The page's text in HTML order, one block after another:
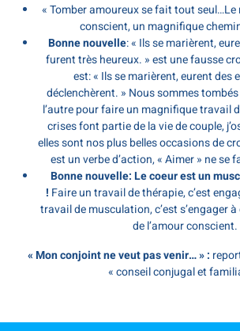
« Tomber amoureux se fait tout
conscient, un magnifique
Bonne nouvelle: « Ils se marièrent,
furent très heureux. » est une fausse
est: « Ils se marièrent, eurent des
déclenchèrent. » Nous sommes
l’autre pour faire un magnifique travail
crises font partie de la vie de couple,
elles sont nos plus belles occasions de
est un verbe d’action, « Aimer » ne se
Bonne nouvelle: Le coeur est un
! Faire un travail de thérapie, c’est
travail de musculation, c’est s’engager
de l’amour conscient.
« Mon conjoint ne veut pas venir… » :
« conseil conjugal et